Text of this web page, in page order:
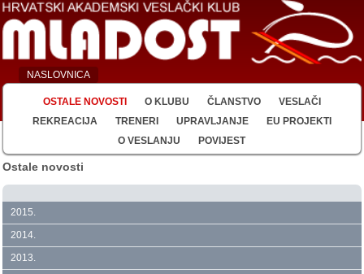
NASLOVNICA
OSTALE NOVOSTI O KLUBU ČLANSTVO
VESLAČI
REKREACIJA
TRENERI UPRAVLJANJE
EU PROJEKTI
O VESLANJU
POVIJEST
Ostale novosti
2015.
2014.
2013.